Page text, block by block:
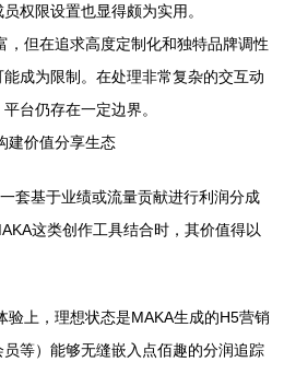
权限设置也显得颇为实用。
，但在追求高度定制化和独特品牌调性
成为限制。在处理非常复杂的交互动
台仍存在一定边界。
建价值分享生态
套基于业绩或流量贡献进行利润分成
这类创作工具结合时，其价值得以
验上，理想状态是MAKA生成的H5营销
等）能够无缝嵌入点佰趣的分润追踪